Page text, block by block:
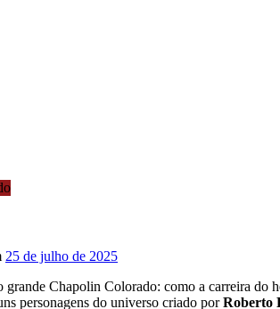
25 de julho de 2025
Chapolin Colorado: como a carreira do
personagens do universo criado porRoberto